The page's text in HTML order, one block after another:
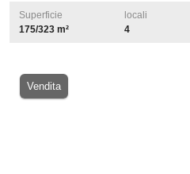
Superficie
175/323 m²
locali
4
Vendita